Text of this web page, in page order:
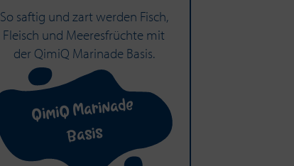
So saftig und zart werden Fisch,
Fleisch und Meeresfrüchte mit
der QimiQ Marinade Basis.
QimiQ Marinade
Basis